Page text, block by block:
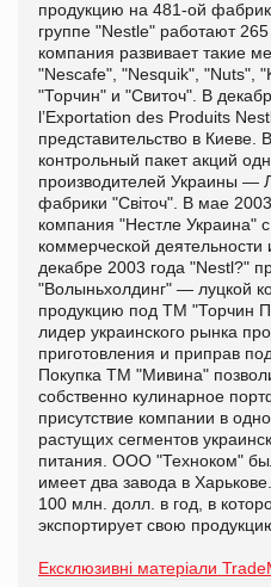
продукцию на 481-ой
группе "Nestlе" работают
компания развивает такие
"Nescafе", "Nesquik", "Nuts",
"Торчин" и "Свиточ". В
l’Exportation des Produits
представительство в Киеве.
контрольный пакет акций
производителей Украины —
фабрики "Світоч". В мае
компания "Нестле Украина"
коммерческой деятельности
декабре 2003 года "Nestl?"
"Волыньхолдинг" — луцкой
продукцию под ТМ "Торчин
лидер украинского рынка
приготовления и приправ
Покупка ТМ "Мивина"
собственно кулинарное
присутствие компании в
растущих сегментов
питания. ООО "Техноком"
имеет два завода в
100 млн. долл. в год, в
экспортирует свою
Ексклюзивні матеріали